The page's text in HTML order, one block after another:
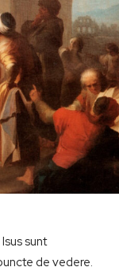
sunt
de vedere.